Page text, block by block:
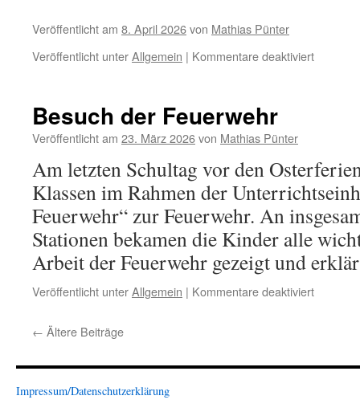
in
Veröffentlicht am 8. April 2026von Mathias Pünter
Veröffentlicht unterAllgemein | Kommentare deaktiviertfür
Besuch der Feuerwehr
Veröffentlicht am 23. März 2026von Mathias Pünter
Am letzten Schultag vor den
Klassen im Rahmen der
Feuerwehr“ zur Feuerwehr. An
Stationen bekamen die Kinder alle
Arbeit der Feuerwehr gezeigt und
Veröffentlicht unterAllgemein | Kommentare deaktiviertfür
← Ältere Beiträge
Impressum/Datenschutzerklärung